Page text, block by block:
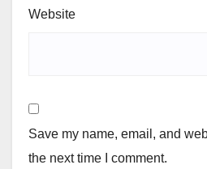
Website
Save my name, email, and
the next time I comment.